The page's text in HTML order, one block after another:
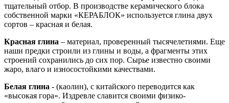
тщательный отбор. В производстве керамического блока
собственной марки «КЕРАБЛОК» используется глина двух
сортов – красная и белая.
Красная глина – материал, проверенный тысячелетиями. Еще
наши предки строили из глины и воды, а фрагменты этих
строений сохранились до сих пор. Сырье известно своими
жаро, влаго и износостойкими качествами.
Белая глина - (каолин), с китайского переводится как
«высокая гора». Издревле славится своими физико-